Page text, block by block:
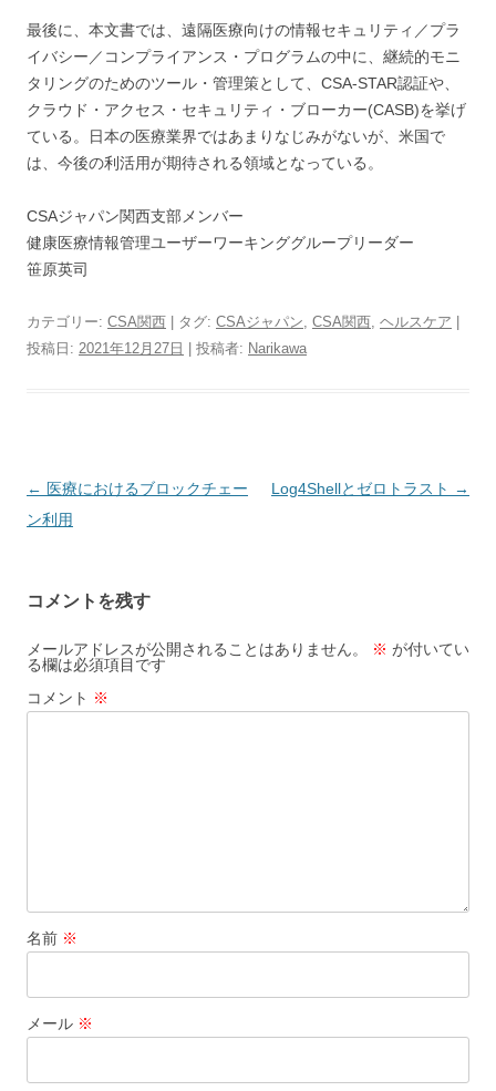
最後に、本文書では、遠隔医療向けの情報セキュリティ／プラ
イバシー／コンプライアンス・プログラムの中に、継続的モニ
タリングのためのツール・管理策として、CSA-STAR認証や、
クラウド・アクセス・セキュリティ・ブローカー(CASB)を挙げ
ている。日本の医療業界ではあまりなじみがないが、米国で
は、今後の利活用が期待される領域となっている。
CSAジャパン関西支部メンバー
健康医療情報管理ユーザーワーキンググループリーダー
笹原英司
カテゴリー: CSA関西 | タグ: CSAジャパン CSA関西 ヘルスケア |
投稿日: 2021年12月27日 | 投稿者: Narikawa
投稿ナビゲーション
← 医療におけるブロックチェー
ン利用
Log4Shellとゼロトラスト →
コメントを残す
メールアドレスが公開されることはありません。 ※ が付いてい
る欄は必須項目です
コメント ※
名前 ※
メール ※